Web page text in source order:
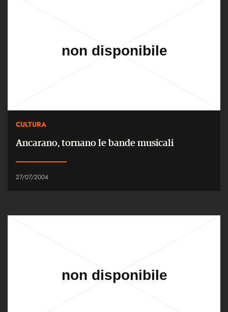
CULTURA
Ancarano, tornano le bande musicali
27/07/2004